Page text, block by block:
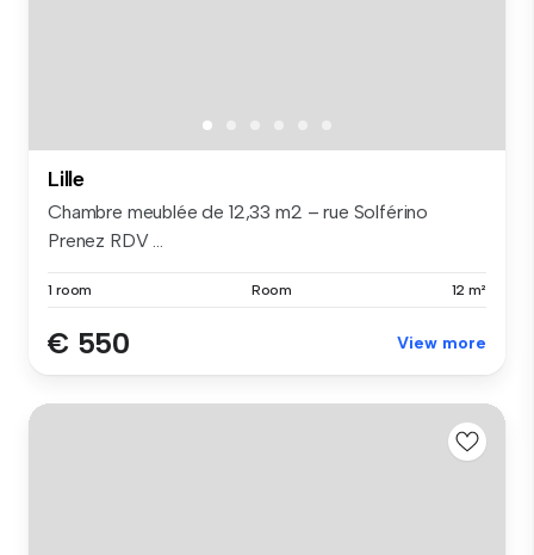
Lille
Chambre meublée de 12,33 m2 – rue Solférino
Prenez RDV ...
1 room Room 12 m²
€ 550 View more